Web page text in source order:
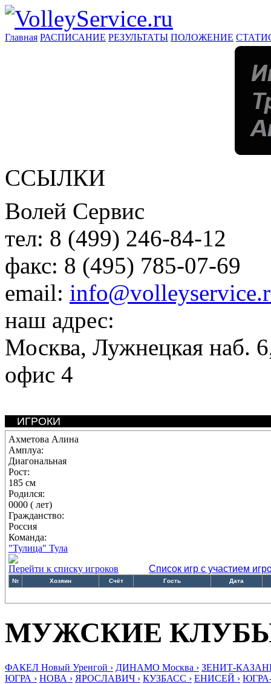
Главная РАСПИСАНИЕ РЕЗУЛЬТАТЫ ПОЛОЖЕНИЕ
ССЫЛКИ
Волей Сервис
тел: 8 (499) 246-84-12
факс: 8 (495) 785-07-69
email:
наш адрес:
Москва, Лужнецкая наб.
офис 4
ИГРОКИ
Ахметова Алина
Амплуа:
Диагональная
Рост:
185 см
Родился:
0000 ( лет)
Гражданство:
Россия
Команда:
"Тулица" Тула
Перейти к списку игроков
Список игр с участием
№ Хозяин Счёт Гость Дата
МУЖСКИЕ
ФАКЕЛ Новый Уренгой › ДИНАМО Москва › ЗЕНИТ-
ЮГРА › НОВА › ЯРОСЛАВИЧ › КУЗБАСС › ЕНИСЕЙ ›